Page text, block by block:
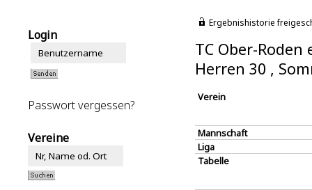
Login
Passwort vergessen?
Vereine
Ergebnishistorie
TC Ober-Roden
Herren 30 ,
Verein
Mannschaft
Liga
Tabelle